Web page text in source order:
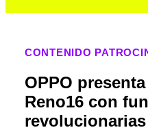
CONTENIDO
OPPO
Reno16 con